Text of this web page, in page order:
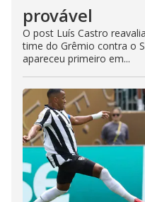
provável
O post Luís Castro
time do Grêmio contra o
apareceu primeiro em...